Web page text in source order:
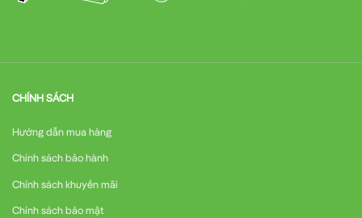
CHÍNH SÁCH
Hướng dẫn mua hàng
Chính sách bảo hành
Chính sách khuyến mãi
Chính sách bảo mật